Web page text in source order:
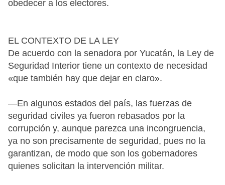
obedecer a los electores.
EL CONTEXTO DE LA LEY
De acuerdo con la senadora por Yucatán, la Ley de
Seguridad Interior tiene un contexto de necesidad
«que también hay que dejar en claro».
—En algunos estados del país, las fuerzas de
seguridad civiles ya fueron rebasados por la
corrupción y, aunque parezca una incongruencia,
ya no son precisamente de seguridad, pues no la
garantizan, de modo que son los gobernadores
quienes solicitan la intervención militar.